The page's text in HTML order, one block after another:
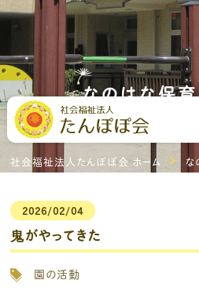
なのはな保
なのはな保育
社会福祉法人たんぽぽ会 ホーム な
2026/02/04
鬼がやってきた
園の活動